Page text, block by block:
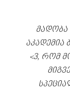
აკადემია
<3, რომ